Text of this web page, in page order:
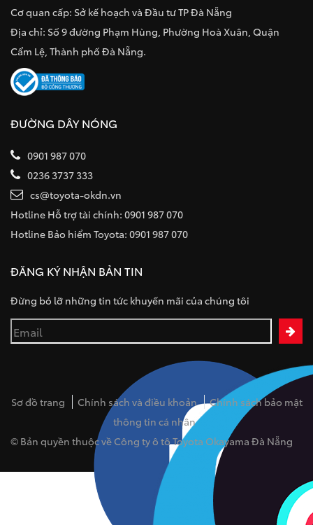
Cơ quan cấp: Sở kế hoạch và Đầu tư TP Đà Nẵng
Địa chỉ: Số 9 đường Phạm Hùng, Phường Hoà Xuân, Quận
Cẩm Lệ, Thành phố Đà Nẵng.
ĐƯỜNG DÂY NÓNG
0901 987 070
0236 3737 333
cs@toyota-okdn.vn
Hotline Hỗ trợ tài chính: 0901 987 070
Hotline Bảo hiểm Toyota: 0901 987 070
ĐĂNG KÝ NHẬN BẢN TIN
Đừng bỏ lỡ những tin tức khuyến mãi của chúng tôi
Sơ đồ trang Chính sách và điều khoản
Chính sách bảo mật
thông tin cá nhân
© Bản quyền thuộc về Công ty ô tô Toyota Okayama Đà Nẵng